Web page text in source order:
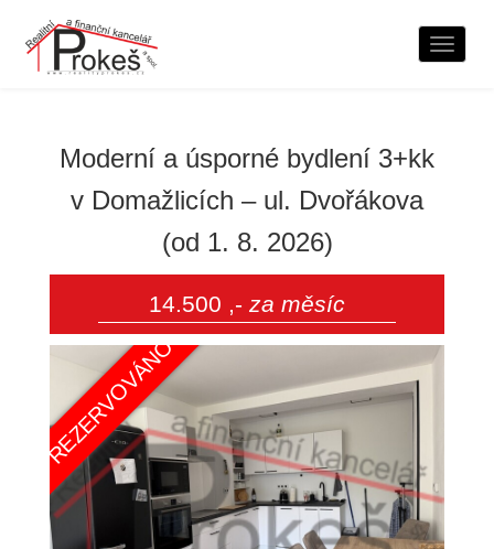
Moderní a úsporné bydlení 3+kk
v Domažlicích – ul. Dvořákova
(od 1. 8. 2026)
14.500 ,- za měsíc